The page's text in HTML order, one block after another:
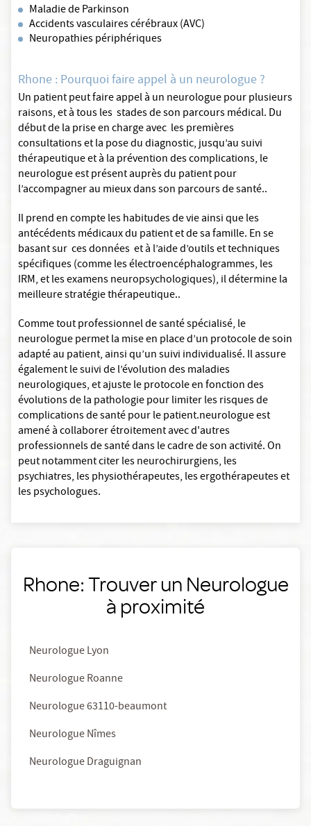
Maladie de Parkinson
Accidents vasculaires cérébraux (AVC)
Neuropathies périphériques
Rhone : Pourquoi faire appel à un neurologue ?
Un patient peut faire appel à un neurologue pour plusieurs
raisons, et à tous les stades de son parcours médical. Du
début de la prise en charge avec les premières
consultations et la pose du diagnostic, jusqu’au suivi
thérapeutique et à la prévention des complications, le
neurologue est présent auprès du patient pour
l’accompagner au mieux dans son parcours de santé..
Il prend en compte les habitudes de vie ainsi que les
antécédents médicaux du patient et de sa famille. En se
basant sur ces données et à l’aide d’outils et techniques
spécifiques (comme les électroencéphalogrammes, les
IRM, et les examens neuropsychologiques), il détermine la
meilleure stratégie thérapeutique..
Comme tout professionnel de santé spécialisé, le
neurologue permet la mise en place d’un protocole de soin
adapté au patient, ainsi qu’un suivi individualisé. Il assure
également le suivi de l’évolution des maladies
neurologiques, et ajuste le protocole en fonction des
évolutions de la pathologie pour limiter les risques de
complications de santé pour le patient.neurologue est
amené à collaborer étroitement avec d'autres
professionnels de santé dans le cadre de son activité. On
peut notamment citer les neurochirurgiens, les
psychiatres, les physiothérapeutes, les ergothérapeutes et
les psychologues.
Rhone: Trouver un Neurologue
à proximité
Neurologue Lyon
Neurologue Roanne
Neurologue 63110-beaumont
Neurologue Nîmes
Neurologue Draguignan